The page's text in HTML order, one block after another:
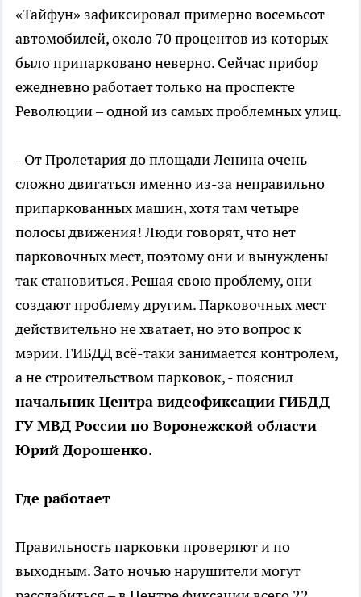
«Тайфун» зафиксировал примерно восемьсот
автомобилей, около 70 процентов из которых
было припарковано неверно. Сейчас прибор
ежедневно работает только на проспекте
Революции – одной из самых проблемных улиц.
- От Пролетария до площади Ленина очень
сложно двигаться именно из-за неправильно
припаркованных машин, хотя там четыре
полосы движения! Люди говорят, что нет
парковочных мест, поэтому они и вынуждены
так становиться. Решая свою проблему, они
создают проблему другим. Парковочных мест
действительно не хватает, но это вопрос к
мэрии. ГИБДД всё-таки занимается контролем,
а не строительством парковок, - пояснил
начальник Центра видеофиксации ГИБДД
ГУ МВД России по Воронежской области
Юрий Дорошенко.
Где работает
Правильность парковки проверяют и по
выходным. Зато ночью нарушители могут